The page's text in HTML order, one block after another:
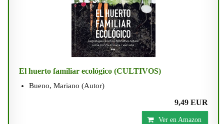
El huerto familiar ecológico (CULTIVOS)
Bueno, Mariano (Autor)
9,49 EUR
Ver en Amazon